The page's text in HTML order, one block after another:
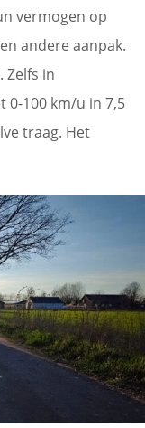
vermogen op
andere aanpak.
Zelfs in
0-100 km/u in 7,5
traag. Het